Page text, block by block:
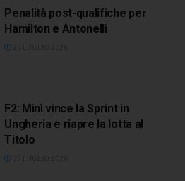
Penalità post-qualifiche per
Hamilton e Antonelli
F2: Minì vince la Sprint in
Ungheria e riapre la lotta al
Titolo